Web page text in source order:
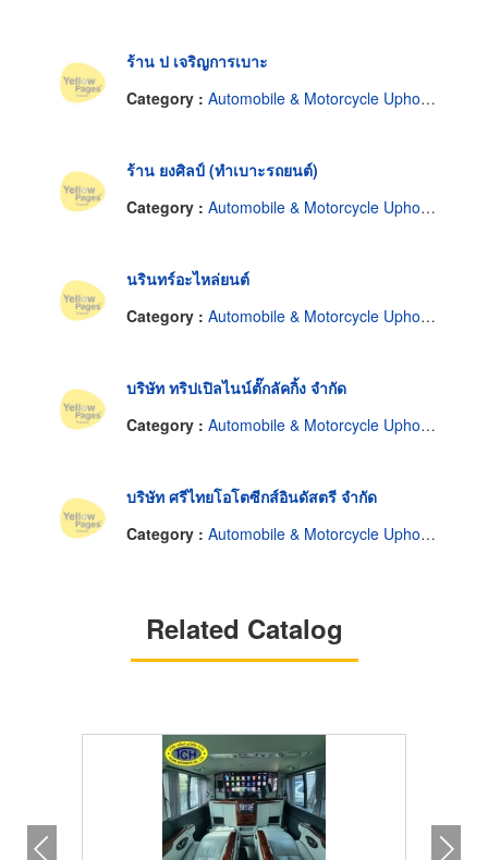
ร้าน ป เจริญการเบาะ
Category : Automobile & Motorcycle Upholstery-Wholesale & Manufacturers
ร้าน ยงศิลป์ (ทำเบาะรถยนต์)
Category : Automobile & Motorcycle Upholstery-Wholesale & Manufacturers
นรินทร์อะไหล่ยนต์
Category : Automobile & Motorcycle Upholstery-Wholesale & Manufacturers
บริษัท ทริปเปิลไนน์ตั๊กลัคกิ้ง จำกัด
Category : Automobile & Motorcycle Upholstery-Wholesale & Manufacturers
บริษัท ศรีไทยโอโตซีกส์อินดัสตรี จำกัด
Category : Automobile & Motorcycle Upholstery-Wholesale & Manufacturers
Related Catalog